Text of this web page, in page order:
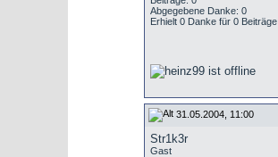
Abgegebene Danke: 0
Erhielt 0 Danke für 0 Beiträge
31.05.2004, 11:00
Str1k3r
Gast